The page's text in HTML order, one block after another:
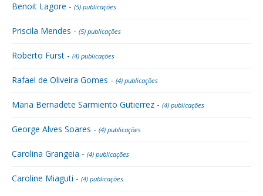
Benoit Lagore - (5) publicações
Priscila Mendes - (5) publicações
Roberto Furst - (4) publicações
Rafael de Oliveira Gomes - (4) publicações
Maria Bernadete Sarmiento Gutierrez - (4) publicações
George Alves Soares - (4) publicações
Carolina Grangeia - (4) publicações
Caroline Miaguti - (4) publicações